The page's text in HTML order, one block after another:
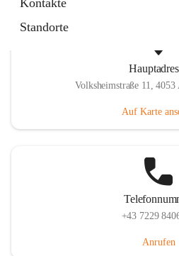
Kontakte
Standorte
Volksheimstraße 11,
Auf Karte
+43 7229
Anrufen